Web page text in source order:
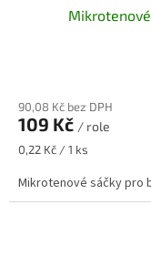
90,08 Kč bez DPH
109 Kč / role
Měrná
0,22 Kč / 1 ks
Mikrotenové sáčky pro